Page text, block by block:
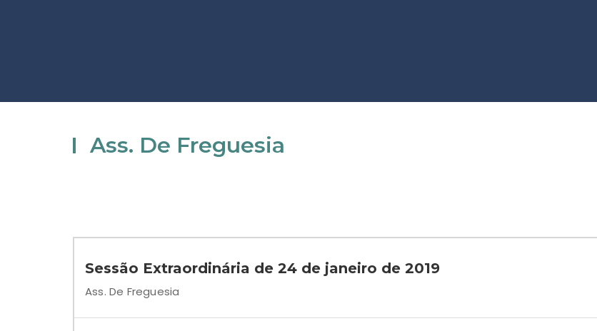
Ass. De Freguesia
Sessão Extraordinária de 24 de janeiro de 2019
Ass. De Freguesia